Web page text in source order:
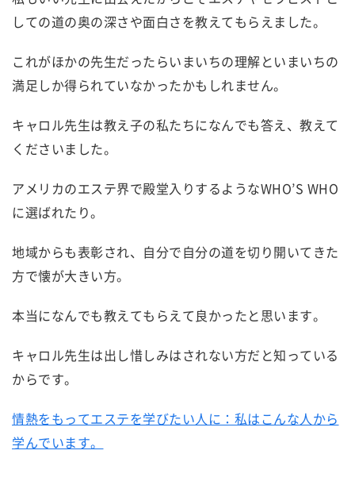
しての道の奥の深さや面白さを教えてもらえました。
これがほかの先生だったらいまいちの理解といまいちの
満足しか得られていなかったかもしれません。
キャロル先生は教え子の私たちになんでも答え、教えて
くださいました。
アメリカのエステ界で殿堂入りするようなWHO’S WHO
に選ばれたり。
地域からも表彰され、自分で自分の道を切り開いてきた
方で懐が大きい方。
本当になんでも教えてもらえて良かったと思います。
キャロル先生は出し惜しみはされない方だと知っている
からです。
情熱をもってエステを学びたい人に：私はこんな人から
学んでいます。